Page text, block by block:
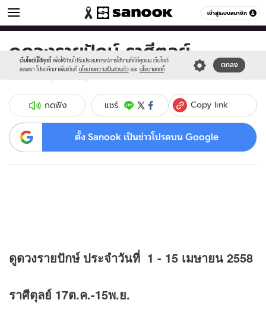
เข้าสู่ระบบสมาชิก
ดูดวง หมวดอื่นๆ
เว็บไซต์นี้ใช้คุกกี้ เพื่อให้ท่านได้รับประสบการณ์การใช้งานที่ดีที่สุดบน เว็บไซต์
ของเรา โปรดศึกษาเพิ่มเติมที่ นโยบายความเป็นส่วนตัว และ นโยบายคุกกี้
ตกลง
Sanook
//s.isanook.com/sr/0/images/logo-
new-
sanook.png
600
60
ดูดวงรายปักษ์ ราศีตุลย์
31 มี.ค. 58 (10:39 น.)
กดฟัง แชร์ Copy link
ตั้ง Sanook เป็นข่าวโปรดบน Google
ดูดวงรายปักษ์ ประจำวันที่ 1 - 15 เมษายน 2558
ราศีตุลย์ 17ต.ค.-15พ.ย.